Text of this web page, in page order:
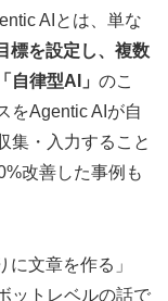
AIとは、単な
標を設定し、複数
自律型AI」 のこ
をAgentic AIが自
集・入力すること
改善した事例も
文章を作る」
ットレベルの話で